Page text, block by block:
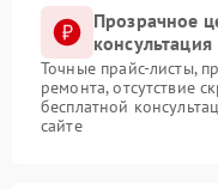
Прозрачное
консультация
Точные прайс-листы,
ремонта, отсутствие
бесплатной
сайте